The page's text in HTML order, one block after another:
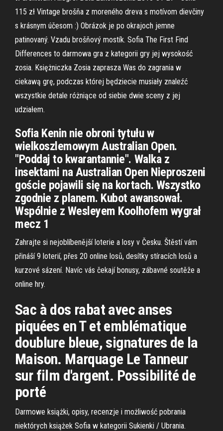
115 zł Vintage brošňa z moreného dreva s motívom dievčiny
s krásnym účesom :) Obrázok je po okrajoch jemne
patinovaný. Vzadu brošňový mostík. Sofia The First Find
Differences to darmowa gra z kategorii gry jej wysokość
zosia. Księżniczka Zosia zaprasza Was do zagrania w
ciekawą grę, podczas której będziecie musiały znaleźć
wszystkie detale różniące od siebie dwie sceny z jej
udziałem.
Sofia Kenin nie obroni tytułu w
wielkoszlemowym Australian Open.
"Poddaj to kwarantannie". Walka z
insektami na Australian Open Nieproszeni
goście pojawili się na kortach. Wszystko
zgodnie z planem. Kubot awansował.
Wspólnie z Wesleyem Koolhofem wygrał
mecz 1
Zahrajte si nejoblíbenější loterie a losy v Česku. Štěstí vám
přináší 9 loterií, přes 20 online losů, desítky stíracích losů a
kurzové sázení. Navíc vás čekají bonusy, zábavné soutěže a
online hry.
Sac à dos rabat avec anses
piquées en T et emblématique
doublure bleue, signatures de la
Maison. Marquage Le Tanneur
sur film d'argent. Possibilité de
porté
Darmowe książki, opisy, recenzje i możliwość pobrania
niektórych książek Sofia w kategorii Sukienki / Ubrania.